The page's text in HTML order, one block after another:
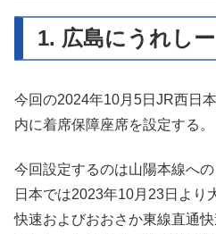
1. 広島にうれし
今回の2024年10月5日JR西日
内に着席保障座席を設定する。
今回設定するのは山陽本線へ
日本では2023年10月23日より
快速およびおおさか東線直通